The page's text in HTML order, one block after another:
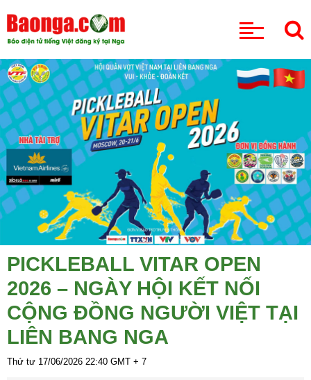
PICKLEBALL VITAR OPEN
2026 – NGÀY HỘI KẾT NỐI
CỘNG ĐỒNG NGƯỜI VIỆT TẠI
LIÊN BANG NGA
Thứ tư 17/06/2026 22:40 GMT + 7